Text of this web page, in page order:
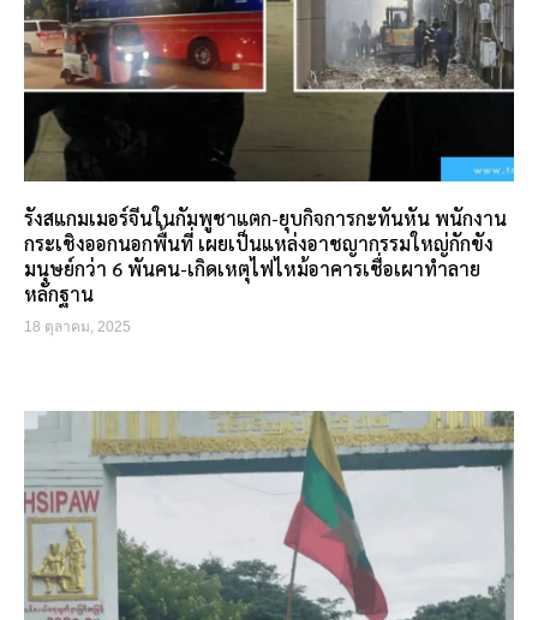
รังสแกมเมอร์จีนในกัมพูชาแตก-ยุบกิจการกะทันหัน พนักงาน
กระเชิงออกนอกพื้นที่ เผยเป็นแหล่งอาชญากรรมใหญ่กักขัง
มนุษย์กว่า 6 พันคน-เกิดเหตุไฟไหม้อาคารเชื่อเผาทำลาย
หลักฐาน
18 ตุลาคม, 2025